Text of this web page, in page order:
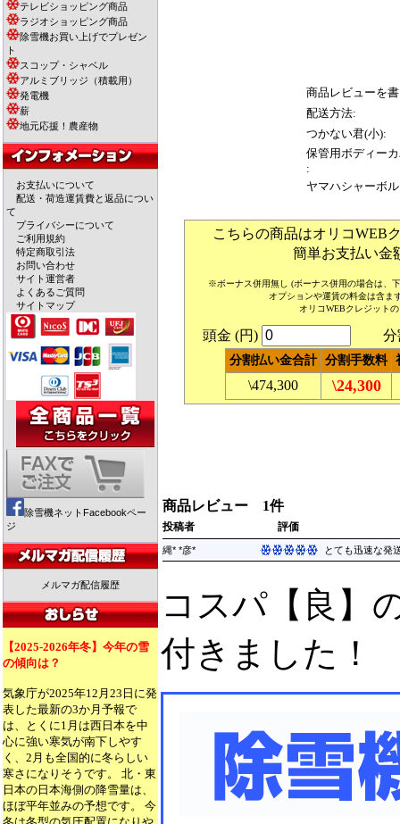
テレビショッピング商品
ラジオショッピング商品
除雪機お買い上げでプレゼン
ト
スコップ・シャベル
アルミブリッジ（積載用）
発電機
薪
地元応援！農産物
お支払いについて
配送・荷造運賃費と返品につい
て
プライバシーについて
ご利用規約
特定商取引法
お問い合わせ
サイト運営者
よくあるご質問
サイトマップ
除雪機ネットFacebookペー
ジ
メルマガ配信履歴
【2025-2026年冬】今年の雪
の傾向は？
気象庁が2025年12月23日に発
表した最新の3か月予報で
は、とくに1月は西日本を中
心に強い寒気が南下しやす
く、2月も全国的に冬らしい
寒さになりそうです。 北・東
日本の日本海側の降雪量は、
ほぼ平年並みの予想です。 今
商品レビューを
配送方法:
つかない君(小):
保管用ボディー
:
ヤマハシャーボ
こちらの商品はオリコWEB
簡単お支払い金
※ボーナス併用無し (ボーナス併用の場合は、
オプションや運賃の料金は含ま
オリコWEBクレジット
頭金 (円) 分割
分割払い金合計 分割手数料
\474,300 \24,300
商品レビュー 1件
投稿者 評価
縄* *彦* とても迅速な発
コスパ【良】
付きました！